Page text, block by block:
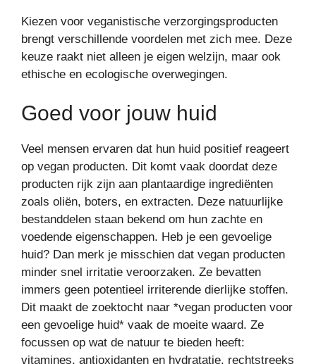
Kiezen voor veganistische verzorgingsproducten
brengt verschillende voordelen met zich mee. Deze
keuze raakt niet alleen je eigen welzijn, maar ook
ethische en ecologische overwegingen.
Goed voor jouw huid
Veel mensen ervaren dat hun huid positief reageert
op vegan producten. Dit komt vaak doordat deze
producten rijk zijn aan plantaardige ingrediënten
zoals oliën, boters, en extracten. Deze natuurlijke
bestanddelen staan bekend om hun zachte en
voedende eigenschappen. Heb je een gevoelige
huid? Dan merk je misschien dat vegan producten
minder snel irritatie veroorzaken. Ze bevatten
immers geen potentieel irriterende dierlijke stoffen.
Dit maakt de zoektocht naar *vegan producten voor
een gevoelige huid* vaak de moeite waard. Ze
focussen op wat de natuur te bieden heeft:
vitamines, antioxidanten en hydratatie, rechtstreeks